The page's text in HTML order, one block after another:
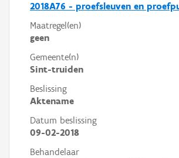
2018A76 - proefsleuven en
Maatregel(en)
geen
Gemeente(n)
Sint-truiden
Beslissing
Aktename
Datum beslissing
09-02-2018
Behandelaar